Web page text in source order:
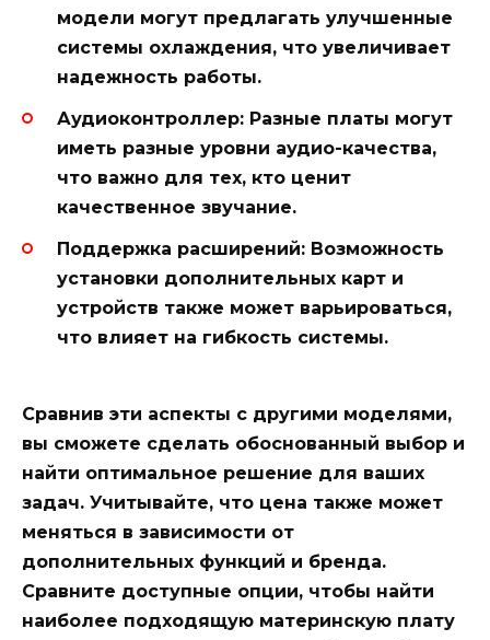
модели могут предлагать улучшенные
системы охлаждения, что увеличивает
надежность работы.
Аудиоконтроллер: Разные платы могут
иметь разные уровни аудио-качества,
что важно для тех, кто ценит
качественное звучание.
Поддержка расширений: Возможность
установки дополнительных карт и
устройств также может варьироваться,
что влияет на гибкость системы.
Сравнив эти аспекты с другими моделями,
вы сможете сделать обоснованный выбор и
найти оптимальное решение для ваших
задач. Учитывайте, что цена также может
меняться в зависимости от
дополнительных функций и бренда.
Сравните доступные опции, чтобы найти
наиболее подходящую материнскую плату